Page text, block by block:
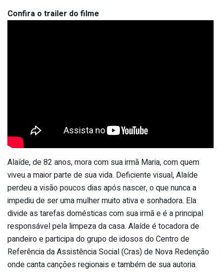
Confira o trailer do filme
Alaíde, de 82 anos, mora com sua irmã Maria, com quem
viveu a maior parte de sua vida. Deficiente visual, Alaíde
perdeu a visão poucos dias após nascer, o que nunca a
impediu de ser uma mulher muito ativa e sonhadora. Ela
divide as tarefas domésticas com sua irmã e é a principal
responsável pela limpeza da casa. Alaíde é tocadora de
pandeiro e participa do grupo de idosos do Centro de
Referência da Assistência Social (Cras) de Nova Redenção
onde canta canções regionais e também de sua autoria.